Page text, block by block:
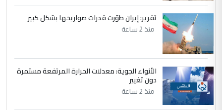
التعليق : تحياتي لك استاذ حامدتركان. كلام
دقيق ومسؤول؛ فالاستثمار الحقيقي للإنسان
وثروات البلد يعتمد على الكفاءة ...
الموضوع :
بين الإهمال واغتصاب الأرض.. بلاد
الرافدين تعاني الجفاف والتصحر!!
تقرير: إيران طوّرت قدرات صواريخها بشكل كبير
منذ 2 ساعة
الأنواء الجوية: معدلات الحرارة المرتفعة مستمرة
دون تغيير
منذ 2 ساعة